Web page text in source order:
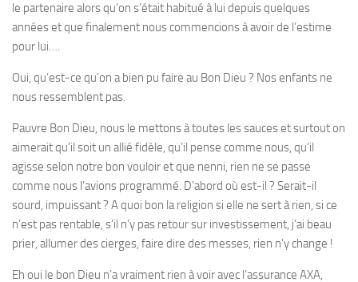
le partenaire alors qu’on s’était habitué à lui depuis quelques
années et que finalement nous commencions à avoir de l’estime
pour lui….
Oui, qu’est-ce qu’on a bien pu faire au Bon Dieu ? Nos enfants ne
nous ressemblent pas.
Pauvre Bon Dieu, nous le mettons à toutes les sauces et surtout on
aimerait qu’il soit un allié fidèle, qu’il pense comme nous, qu’il
agisse selon notre bon vouloir et que nenni, rien ne se passe
comme nous l’avions programmé. D’abord où est-il ? Serait-il
sourd, impuissant ? A quoi bon la religion si elle ne sert à rien, si ce
n’est pas rentable, s’il n’y pas retour sur investissement, j’ai beau
prier, allumer des cierges, faire dire des messes, rien n’y change !
Eh oui le bon Dieu n’a vraiment rien à voir avec l’assurance AXA,